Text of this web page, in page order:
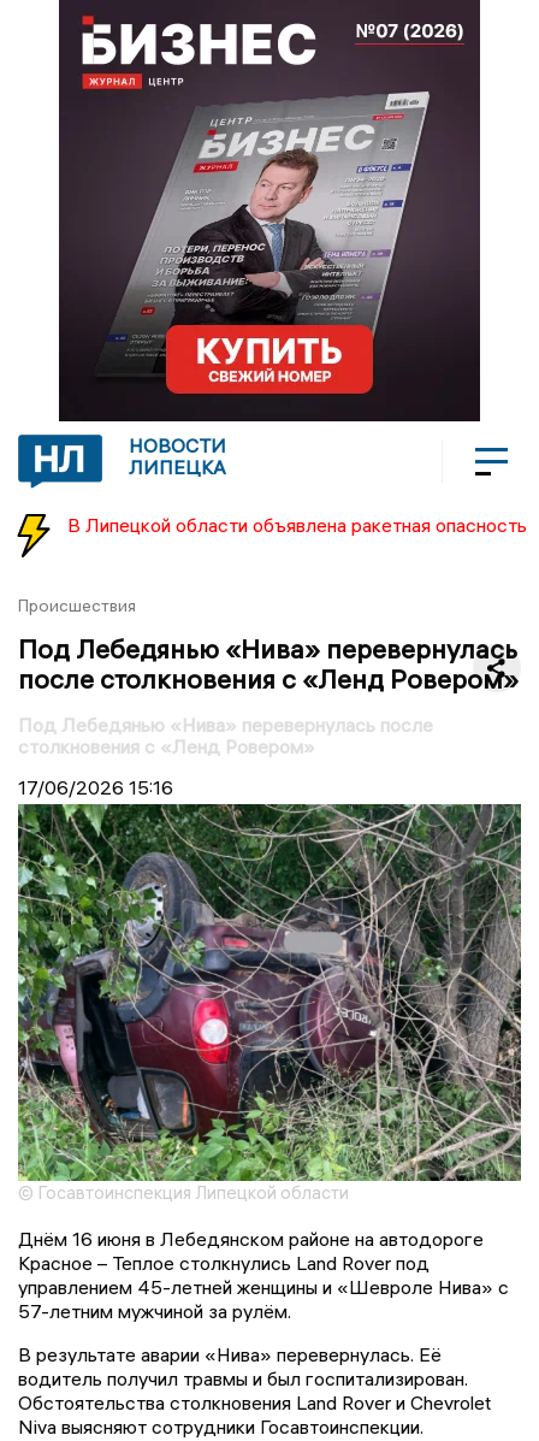
НОВОСТИ
ЛИПЕЦКА
В Липецкой области объявлена ракетная опасность
Происшествия
Под Лебедянью «Нива» перевернулась
после столкновения с «Ленд Ровером»
Под Лебедянью «Нива» перевернулась после
столкновения с «Ленд Ровером»
17/06/2026 15:16
© Госавтоинспекция Липецкой области
Днём 16 июня в Лебедянском районе на автодороге
Красное – Теплое столкнулись Land Rover под
управлением 45-летней женщины и «Шевроле Нива» с
57-летним мужчиной за рулём.
В результате аварии «Нива» перевернулась. Её
водитель получил травмы и был госпитализирован.
Обстоятельства столкновения Land Rover и Chevrolet
Niva выясняют сотрудники Госавтоинспекции.